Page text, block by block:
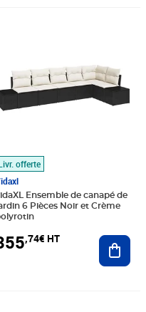
au panier
offerte
Ensemble de canapé de
6 Pièces Noir et Crème
,74€ HT